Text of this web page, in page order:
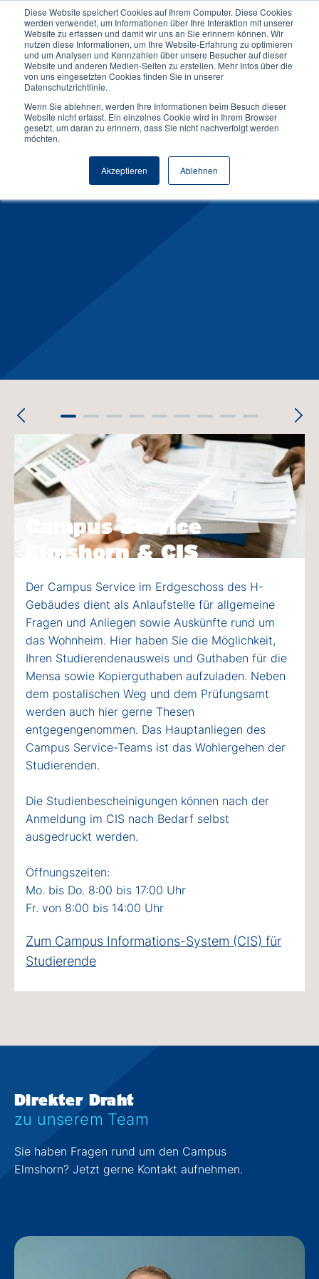
Diese Website speichert Cookies auf Ihrem Computer. Diese Cookies
werden verwendet, um Informationen über Ihre Interaktion mit unserer
Website zu erfassen und damit wir uns an Sie erinnern können. Wir
nutzen diese Informationen, um Ihre Website-Erfahrung zu optimieren
und um Analysen und Kennzahlen über unsere Besucher auf dieser
Website und anderen Medien-Seiten zu erstellen. Mehr Infos über die
von uns eingesetzten Cookies finden Sie in unserer
Datenschutzrichtlinie.
Wenn Sie ablehnen, werden Ihre Informationen beim Besuch dieser
Website nicht erfasst. Ein einzelnes Cookie wird in Ihrem Browser
gesetzt, um daran zu erinnern, dass Sie nicht nachverfolgt werden
möchten.
Akzeptieren Ablehnen
Einrichtungen &
Services
am Campus Elmshorn
Campus Service
Elmshorn & CIS
Der Campus Service im Erdgeschoss des H-
Gebäudes dient als Anlaufstelle für allgemeine
Fragen und Anliegen sowie Auskünfte rund um
das Wohnheim. Hier haben Sie die Möglichkeit,
Ihren Studierendenausweis und Guthaben für die
Mensa sowie Kopierguthaben aufzuladen. Neben
dem postalischen Weg und dem Prüfungsamt
werden auch hier gerne Thesen
entgegengenommen. Das Hauptanliegen des
Campus Service-Teams ist das Wohlergehen der
Studierenden.
Die Studienbescheinigungen können nach der
Anmeldung im CIS nach Bedarf selbst
ausgedruckt werden.
Öffnungszeiten:
Mo. bis Do. 8:00 bis 17:00 Uhr
Fr. von 8:00 bis 14:00 Uhr
Zum Campus Informations-System (CIS) für
Studierende
Direkter Draht
zu unserem Team
Sie haben Fragen rund um den Campus
Elmshorn? Jetzt gerne Kontakt aufnehmen.